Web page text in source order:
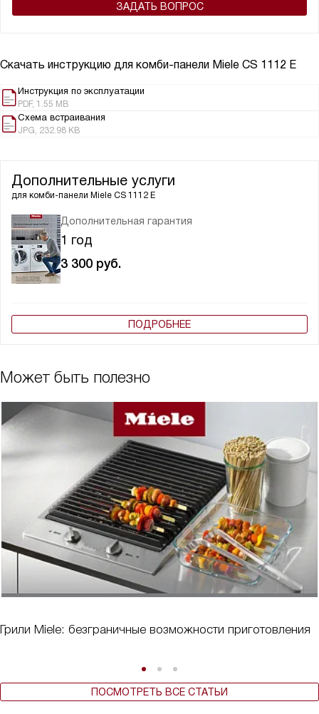
ЗАДАТЬ ВОПРОС
Скачать инструкцию для комби-панели Miele CS 1112 E
Инструкция по эксплуатации
PDF, 1.55 MB
Схема встраивания
JPG, 232.98 KB
Дополнительные услуги
для комби-панели Miele CS 1112 E
Дополнительная гарантия
1 год
3 300 руб.
ПОДРОБНЕЕ
Может быть полезно
Грили Miele: безграничные возможности приготовления
ПОСМОТРЕТЬ ВСЕ СТАТЬИ